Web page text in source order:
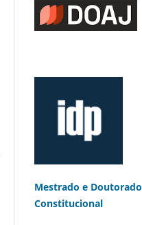
Mestrado e Doutorado
Constitucional